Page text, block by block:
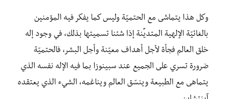
وكل هذا يتماشى مع الحتميّة وليس كما يفكر فيه المؤمنين
بالغائيّة الإلهية المتديِّنة إذا شئنا تسميتها بذلك، في وجود إله
خلق العالم فجأة لأجل أهداف معيّنة وأجل البشر، فالحتميّة
ضرورة تسري على الجميع عند سبينوزا بما فيه الإله نفسه الذي
يتماهى مع الطبيعة وينسّق العالم ويناغمه، الشيء الذي يعتقده